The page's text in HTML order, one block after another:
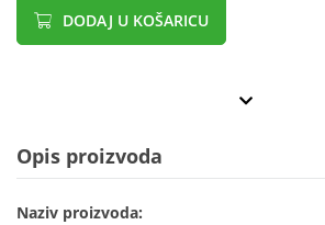
DODAJ U KOŠARICU
Opis proizvoda
Naziv proizvoda: